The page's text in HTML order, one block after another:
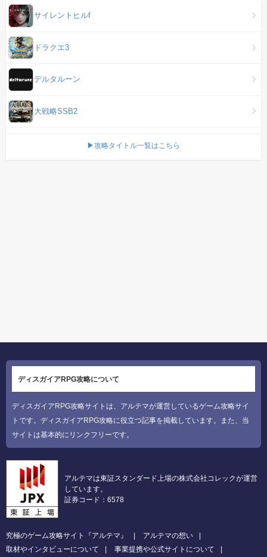
サイレントヒルf
ドラクエ3
デルタルーン
大戦略SSB2
▶攻略タイトル一覧はこちら
ディスガイアRPG攻略について
ディスガイアRPG攻略サイトは、アルテマが運営しているゲーム攻略サイ
トです。ディスガイアRPG攻略に役立つ記事を掲載しています。また、当
サイトは基本的にリンクフリーです。
アルテマは東証スタンダード上場の株式会社コレックが運営
しています。
証券コード：6578
究極のゲーム攻略サイト『アルテマ』
アルテマの想い
取材やインタビューについて
事業提携や公式サイトについて